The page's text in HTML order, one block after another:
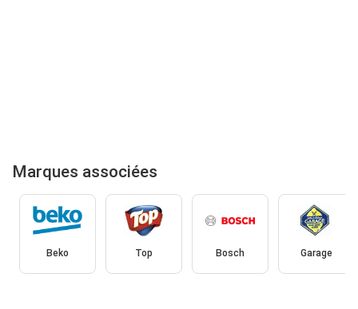
Marques associées
Beko Top Bosch Garage